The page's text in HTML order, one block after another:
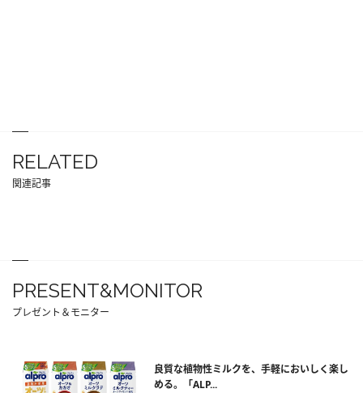
RELATED
関連記事
PRESENT&MONITOR
プレゼント＆モニター
良質な植物性ミルクを、手軽においしく楽し
める。「ALP...